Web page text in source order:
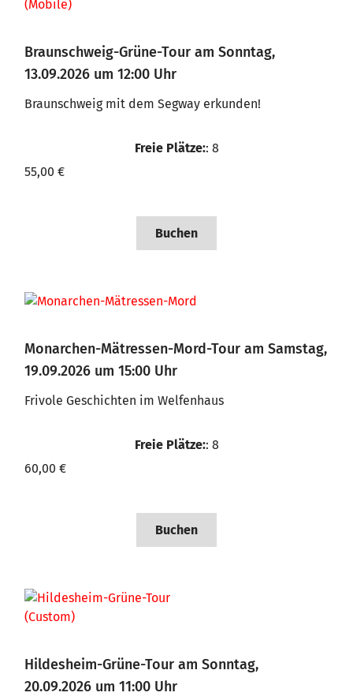
Braunschweig-Grüne-Tour am Sonntag,
13.09.2026 um 12:00 Uhr
Braunschweig mit dem Segway erkunden!
Freie Plätze:: 8
55,00 €
Buchen
Monarchen-Mätressen-Mord-Tour am Samstag,
19.09.2026 um 15:00 Uhr
Frivole Geschichten im Welfenhaus
Freie Plätze:: 8
60,00 €
Buchen
Hildesheim-Grüne-Tour am Sonntag,
20.09.2026 um 11:00 Uhr